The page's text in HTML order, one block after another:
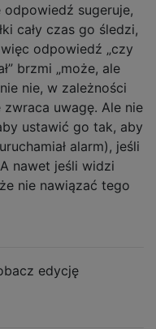
odpowiedź sugeruje,
cały czas go śledzi,
odpowiedź „czy
brzmi „może, ale
nie, w zależności
uwagę. Ale nie
ustawić go tak, aby
alarm), jeśli
nawet jeśli widzi
nie nawiązać tego
edycję